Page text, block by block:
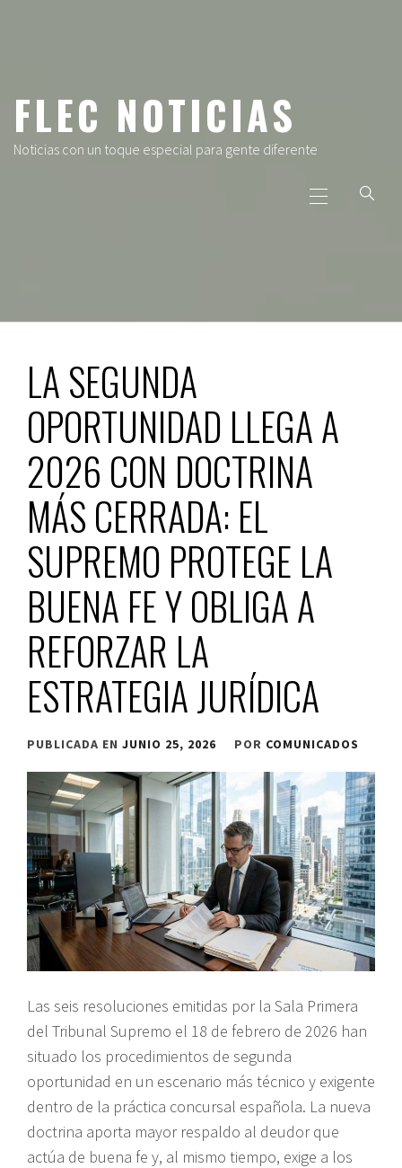
FLEC NOTICIAS
Noticias con un toque especial para gente diferente
principal
LA SEGUNDA
OPORTUNIDAD LLEGA A
2026 CON DOCTRINA
MÁS CERRADA: EL
SUPREMO PROTEGE LA
BUENA FE Y OBLIGA A
REFORZAR LA
ESTRATEGIA JURÍDICA
PUBLICADA EN JUNIO 25, 2026 POR COMUNICADOS
Las seis resoluciones emitidas por la Sala Primera
del Tribunal Supremo el 18 de febrero de 2026 han
situado los procedimientos de segunda
oportunidad en un escenario más técnico y exigente
dentro de la práctica concursal española. La nueva
doctrina aporta mayor respaldo al deudor que
actúa de buena fe y, al mismo tiempo, exige a los